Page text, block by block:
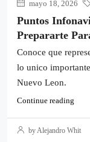
mayo 18, 2026
Puntos
Prepararte
Conoce que
lo unico
Nuevo Leon.
Continue reading
by Alejandro Whit